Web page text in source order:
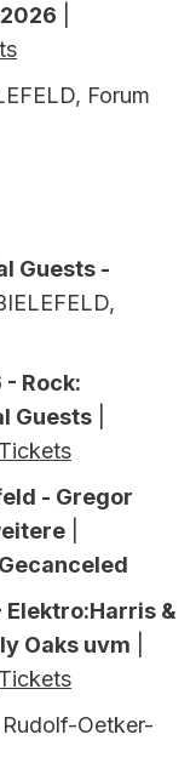
Forum
Guests -
Rock:
Guests
Tickets
- Gregor
Gecanceled
Elektro:Harris &
Oaks uvm
Tickets
Rudolf-Oetker-